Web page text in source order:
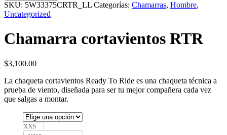
SKU: 5W33375CRTR_LL Categorías: Chamarras, Hombre,
Uncategorized
Chamarra cortavientos RTR
$3,100.00
La chaqueta cortavientos Ready To Ride es una chaqueta técnica a
prueba de viento, diseñada para ser tu mejor compañera cada vez
que salgas a montar.
XXS